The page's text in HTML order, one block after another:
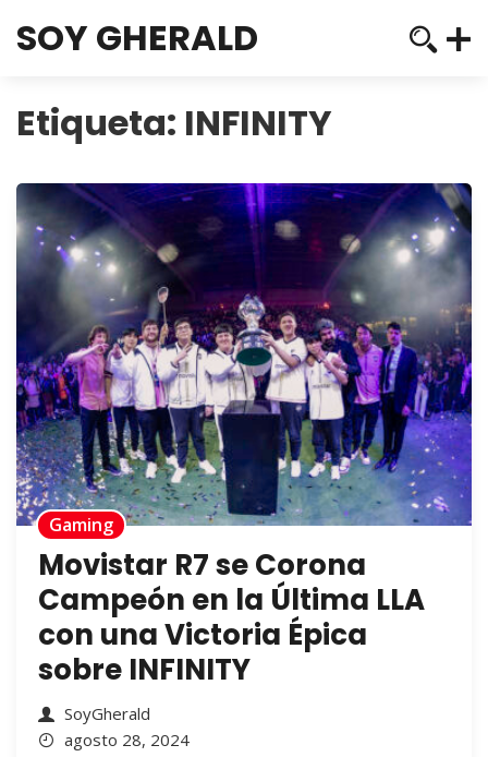
SOY GHERALD
Etiqueta: INFINITY
Gaming
Movistar R7 se Corona
Campeón en la Última LLA
con una Victoria Épica
sobre INFINITY
SoyGherald
agosto 28, 2024